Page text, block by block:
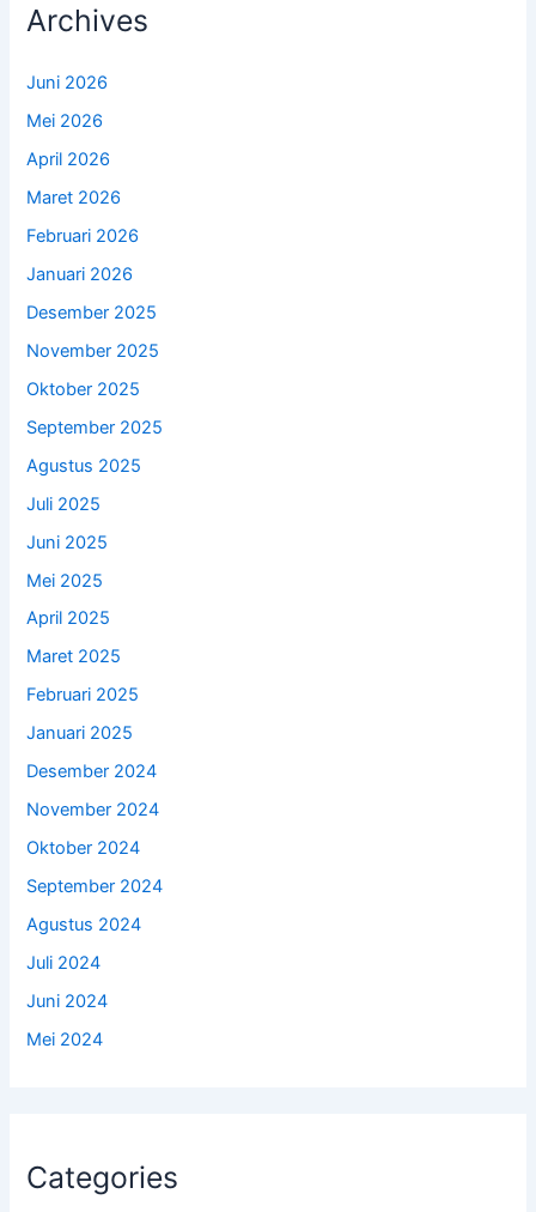
Archives
Juni 2026
Mei 2026
April 2026
Maret 2026
Februari 2026
Januari 2026
Desember 2025
November 2025
Oktober 2025
September 2025
Agustus 2025
Juli 2025
Juni 2025
Mei 2025
April 2025
Maret 2025
Februari 2025
Januari 2025
Desember 2024
November 2024
Oktober 2024
September 2024
Agustus 2024
Juli 2024
Juni 2024
Mei 2024
Categories